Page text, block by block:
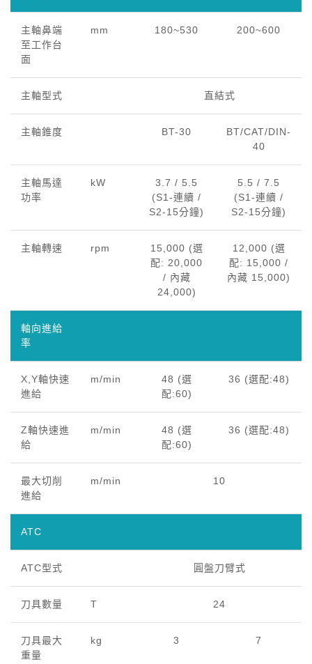
主軸鼻端
至工作台
面
mm 180~530 200~600
主軸型式 直結式
主軸錐度 BT-30
BT/CAT/DIN-
40
主軸馬達
功率
kW
3.7 / 5.5
(S1-連續 /
S2-15分鐘)
5.5 / 7.5
(S1-連續 /
S2-15分鐘)
主軸轉速 rpm
15,000 (選
配: 20,000
/ 內藏
24,000)
12,000 (選
配: 15,000 /
內藏 15,000)
軸向進給
率
X,Y軸快速
進給
m/min
48 (選
配:60)
36 (選配:48)
Z軸快速進
給
m/min
48 (選
配:60)
36 (選配:48)
最大切削
進給
m/min 10
ATC
ATC型式 圓盤刀臂式
刀具數量 T 24
刀具最大
重量
kg 3 7